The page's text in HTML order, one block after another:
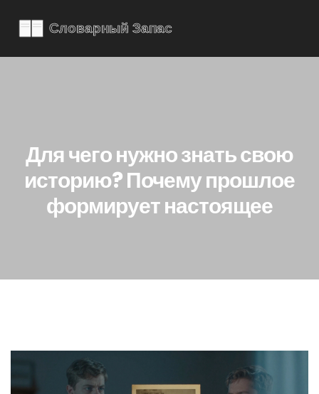
Для чего нужно знать свою
историю? Почему прошлое
формирует настоящее